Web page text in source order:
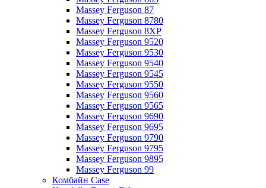
Massey Ferguson 87
Massey Ferguson 8780
Massey Ferguson 8XP
Massey Ferguson 9520
Massey Ferguson 9530
Massey Ferguson 9540
Massey Ferguson 9545
Massey Ferguson 9550
Massey Ferguson 9560
Massey Ferguson 9565
Massey Ferguson 9690
Massey Ferguson 9695
Massey Ferguson 9790
Massey Ferguson 9795
Massey Ferguson 9895
Massey Ferguson 99
Комбайн Case